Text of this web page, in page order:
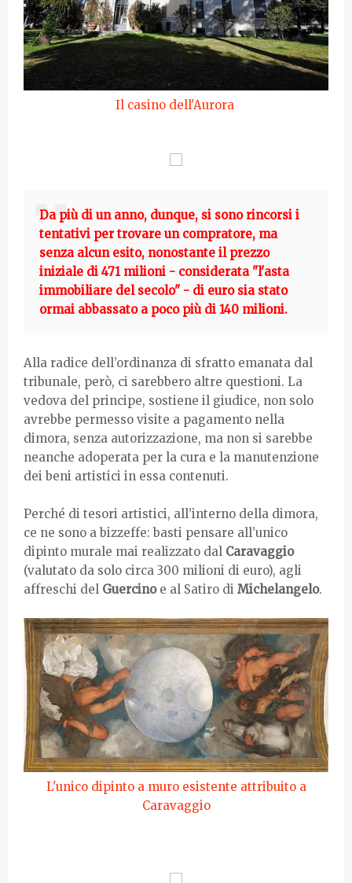
Il casino dell'Aurora
Da più di un anno, dunque, si sono rincorsi i
tentativi per trovare un compratore, ma
senza alcun esito, nonostante il prezzo
iniziale di 471 milioni - considerata "l'asta
immobiliare del secolo" - di euro sia stato
ormai abbassato a poco più di 140 milioni.
Alla radice dell’ordinanza di sfratto emanata dal
tribunale, però, ci sarebbero altre questioni. La
vedova del principe, sostiene il giudice, non solo
avrebbe permesso visite a pagamento nella
dimora, senza autorizzazione, ma non si sarebbe
neanche adoperata per la cura e la manutenzione
dei beni artistici in essa contenuti.
Perché di tesori artistici, all’interno della dimora,
ce ne sono a bizzeffe: basti pensare all’unico
dipinto murale mai realizzato dal Caravaggio
(valutato da solo circa 300 milioni di euro), agli
affreschi del Guercinoe al Satiro di Michelangelo.
L'unico dipinto a muro esistente attribuito a
Caravaggio